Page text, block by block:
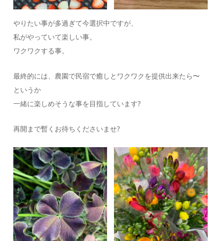
やりたい事が多過ぎて今選択中ですが、
私がやっていて楽しい事。
ワクワクする事。
最終的には、農園で民宿で癒しとワクワクを提供出来たら〜
というか
一緒に楽しめそうな事を目指しています?
再開まで暫くお待ちくださいませ?